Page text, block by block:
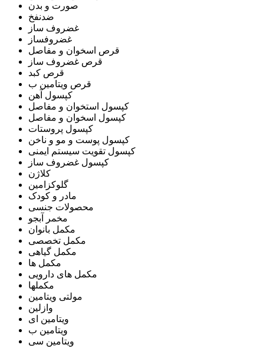
صورت و بدن
ضدنفخ
غضروف ساز
غضروفساز
قرص اسخوان و مفاصل
قرص غضروف ساز
قرص کبد
قرص ویتامین ب
کپسول آهن
کپسول استخوان و مفاصل
کپسول اسخوان و مفاصل
کپسول پروستات
کپسول پوست و مو و ناخن
کپسول تقویت سیستم ایمنی
کپسول غضروف ساز
کلاژن
گلوکزامین
مادر و کودک
محصولات جنسی
مخمر آبجو
مکمل بانوان
مکمل تخصصی
مکمل گیاهی
مکمل ها
مکمل های دارویی
مکملها
مولتی ویتامین
وازلین
ویتامین ای
ویتامین ب
ویتامین سی